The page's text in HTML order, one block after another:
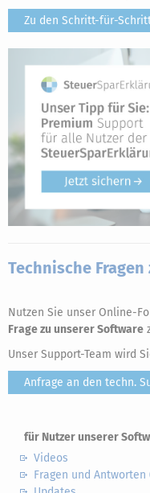
Zu den Schritt-für-
Technische
Nutzen Sie unser Online-
Frage zu unserer Software
Unser Support-Team wird
Anfrage an den techn.
für Nutzer unserer
Videos
Fragen und Antworten